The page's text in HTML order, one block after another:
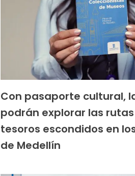
Con pasaporte cultural,
podrán explorar las rutas
tesoros escondidos en
de Medellín